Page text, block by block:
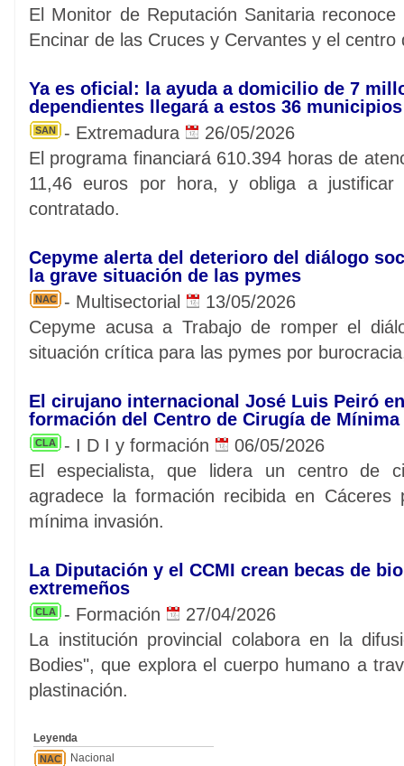
El Monitor de Reputación Sanitaria
Encinar de las Cruces y Cervantes y el centro
Ya es oficial: la ayuda a domicilio de 7
dependientes llegará a estos 36
SAN - Extremadura
26/05/2026
El programa financiará 610.394 horas de
11,46 euros por hora, y obliga a justificar
contratado.
Cepyme alerta del deterioro del diálogo
la grave situación de las pymes
NAC - Multisectorial
13/05/2026
Cepyme acusa a Trabajo de romper el
situación crítica para las pymes por
El cirujano internacional José Luis Peiró
formación del Centro de Cirugía de
CLA - I D I y formación
06/05/2026
El especialista, que lidera un centro de
agradece la formación recibida en
mínima invasión.
La Diputación y el CCMI crean becas de
extremeños
CLA - Formación
27/04/2026
La institución provincial colabora en la
Bodies", que explora el cuerpo humano a
plastinación.
Leyenda
NAC Nacional